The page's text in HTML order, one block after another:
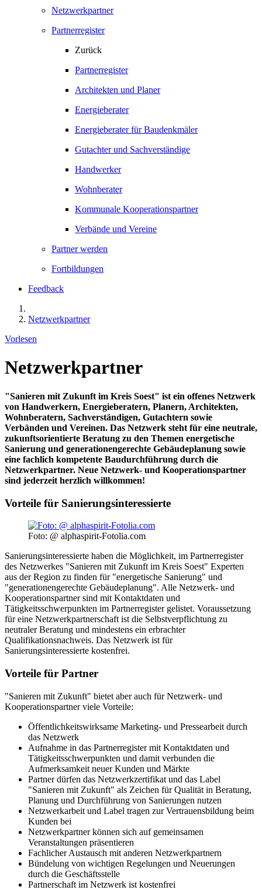
Netzwerkpartner
Partnerregister
Zurück
Partnerregister
Architekten und Planer
Energieberater
Energieberater für Baudenkmäler
Gutachter und Sachverständige
Handwerker
Wohnberater
Kommunale Kooperationspartner
Verbände und Vereine
Partner werden
Fortbildungen
Feedback
Netzwerkpartner
Vorlesen
Netzwerkpartner
"Sanieren mit Zukunft im Kreis Soest" ist ein offenes Netzwerk
von Handwerkern, Energieberatern, Planern, Architekten,
Wohnberatern, Sachverständigen, Gutachtern sowie
Verbänden und Vereinen. Das Netzwerk steht für eine neutrale,
zukunftsorientierte Beratung zu den Themen energetische
Sanierung und generationengerechte Gebäudeplanung sowie
eine fachlich kompetente Baudurchführung durch die
Netzwerkpartner. Neue Netzwerk- und Kooperationspartner
sind jederzeit herzlich willkommen!
Vorteile für Sanierungsinteressierte
Foto: @ alphaspirit-Fotolia.com
Sanierungsinteressierte haben die Möglichkeit, im Partnerregister
des Netzwerkes "Sanieren mit Zukunft im Kreis Soest" Experten
aus der Region zu finden für "energetische Sanierung" und
"generationengerechte Gebäudeplanung". Alle Netzwerk- und
Kooperationspartner sind mit Kontaktdaten und
Tätigkeitsschwerpunkten im Partnerregister gelistet. Voraussetzung
für eine Netzwerkpartnerschaft ist die Selbstverpflichtung zu
neutraler Beratung und mindestens ein erbrachter
Qualifikationsnachweis. Das Netzwerk ist für
Sanierungsinteressierte kostenfrei.
Vorteile für Partner
"Sanieren mit Zukunft" bietet aber auch für Netzwerk- und
Kooperationspartner viele Vorteile:
Öffentlichkeitswirksame Marketing- und Pressearbeit durch
das Netzwerk
Aufnahme in das Partnerregister mit Kontaktdaten und
Tätigkeitsschwerpunkten und damit verbunden die
Aufmerksamkeit neuer Kunden und Märkte
Partner dürfen das Netzwerkzertifikat und das Label
"Sanieren mit Zukunft" als Zeichen für Qualität in Beratung,
Planung und Durchführung von Sanierungen nutzen
Netzwerkarbeit und Label tragen zur Vertrauensbildung beim
Kunden bei
Netzwerkpartner können sich auf gemeinsamen
Veranstaltungen präsentieren
Fachlicher Austausch mit anderen Netzwerkpartnern
Bündelung von wichtigen Regelungen und Neuerungen
durch die Geschäftsstelle
Partnerschaft im Netzwerk ist kostenfrei